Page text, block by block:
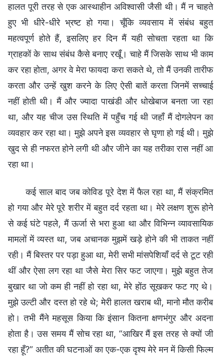
हालत पूरी तरह से एक आस्थाहीन अविश्वासी जैसी थी। मैं न चाहते
हुए भी धीरे-धीरे भ्रष्ट हो गया। चूँकि व्यवसाय में संबंध बहुत
महत्वपूर्ण होते हैं, इसलिए हर दिन मैं यही सोचता रहता था कि
ग्राहकों के साथ संबंध कैसे बनाए रखूँ। चाहे मैं जिसके साथ भी काम
कर रहा होता, अगर वे मेरा फायदा करा सकते थे, तो मैं उनकी तारीफ
करता और उन्हें खुश करने के लिए ऐसी बातें करता जिनमें सच्चाई
नहीं होती थी। मैं और ज्यादा पाखंडी और धोखेबाज बनता जा रहा
था, और यह चीज उस स्थिति में पहुँच गई थी जहाँ मैं दोगलेपन का
व्यवहार कर रहा था। मुझे अपने इस व्यवहार से घृणा हो गई थी। मुझे
खुद से ही नफरत होने लगी थी और जीने का यह तरीका रास नहीं आ
रहा था।
कई साल बाद जब कोविड पूरे देश में फैल रहा था, मैं संक्रमित
हो गया और मेरे पूरे शरीर में बहुत दर्द रहता था। मेरे लक्षण शुरू होने
से कई घंटे पहले, मैं ऊर्जा से भरा हुआ था और विभिन्न व्यावसायिक
मामलों में व्यस्त था, जब अचानक मुझमें खड़े होने की भी ताकत नहीं
रही। मैं बिस्तर पर पड़ा हुआ था, मेरी सभी मांसपेशियाँ दर्द से टूट रही
थीं और ऐसा लग रहा था जैसे मेरा सिर फट जाएगा। मुझे बहुत तेज
बुखार था जो कम ही नहीं हो रहा था, मेरे होंठ सूखकर फट गए थे।
मुझे उल्टी और दस्त हो रहे थे; मेरी हालत खराब थी, मानो मौत करीब
हो। तभी मैंने महसूस किया कि इंसान कितना क्षणभंगुर और अदना
होता है। उस समय मैं सोच रहा था, “आखिर मैं इस तरह से क्यों जी
रहा हूँ?” अतीत की घटनाओं का एक-एक दृश्य मेरे मन में किसी फिल्म